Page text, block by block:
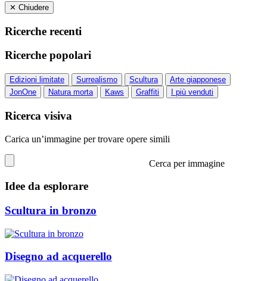
✕ Chiudere
Ricerche recenti
Ricerche popolari
Edizioni limitate Surrealismo Scultura
Arte giapponese
JonOne
Natura morta Kaws Graffiti I più venduti
Ricerca visiva
Carica un’immagine per trovare opere simili
Cerca per immagine
Idee da esplorare
Scultura in bronzo
Disegno ad acquerello